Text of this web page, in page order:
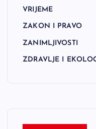
VRIJEME
ZAKON I PRAVO
ZANIMLJIVOSTI
ZDRAVLJE I